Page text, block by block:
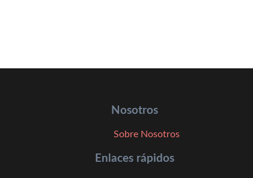
Nosotros
Sobre Nosotros
Enlaces rápidos